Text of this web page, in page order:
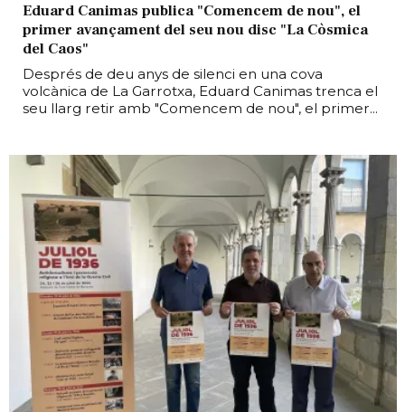
Eduard Canimas publica "Comencem de nou", el
primer avançament del seu nou disc "La Còsmica
del Caos"
Després de deu anys de silenci en una cova
volcànica de La Garrotxa, Eduard Canimas trenca el
seu llarg retir amb "Comencem de nou", el primer...